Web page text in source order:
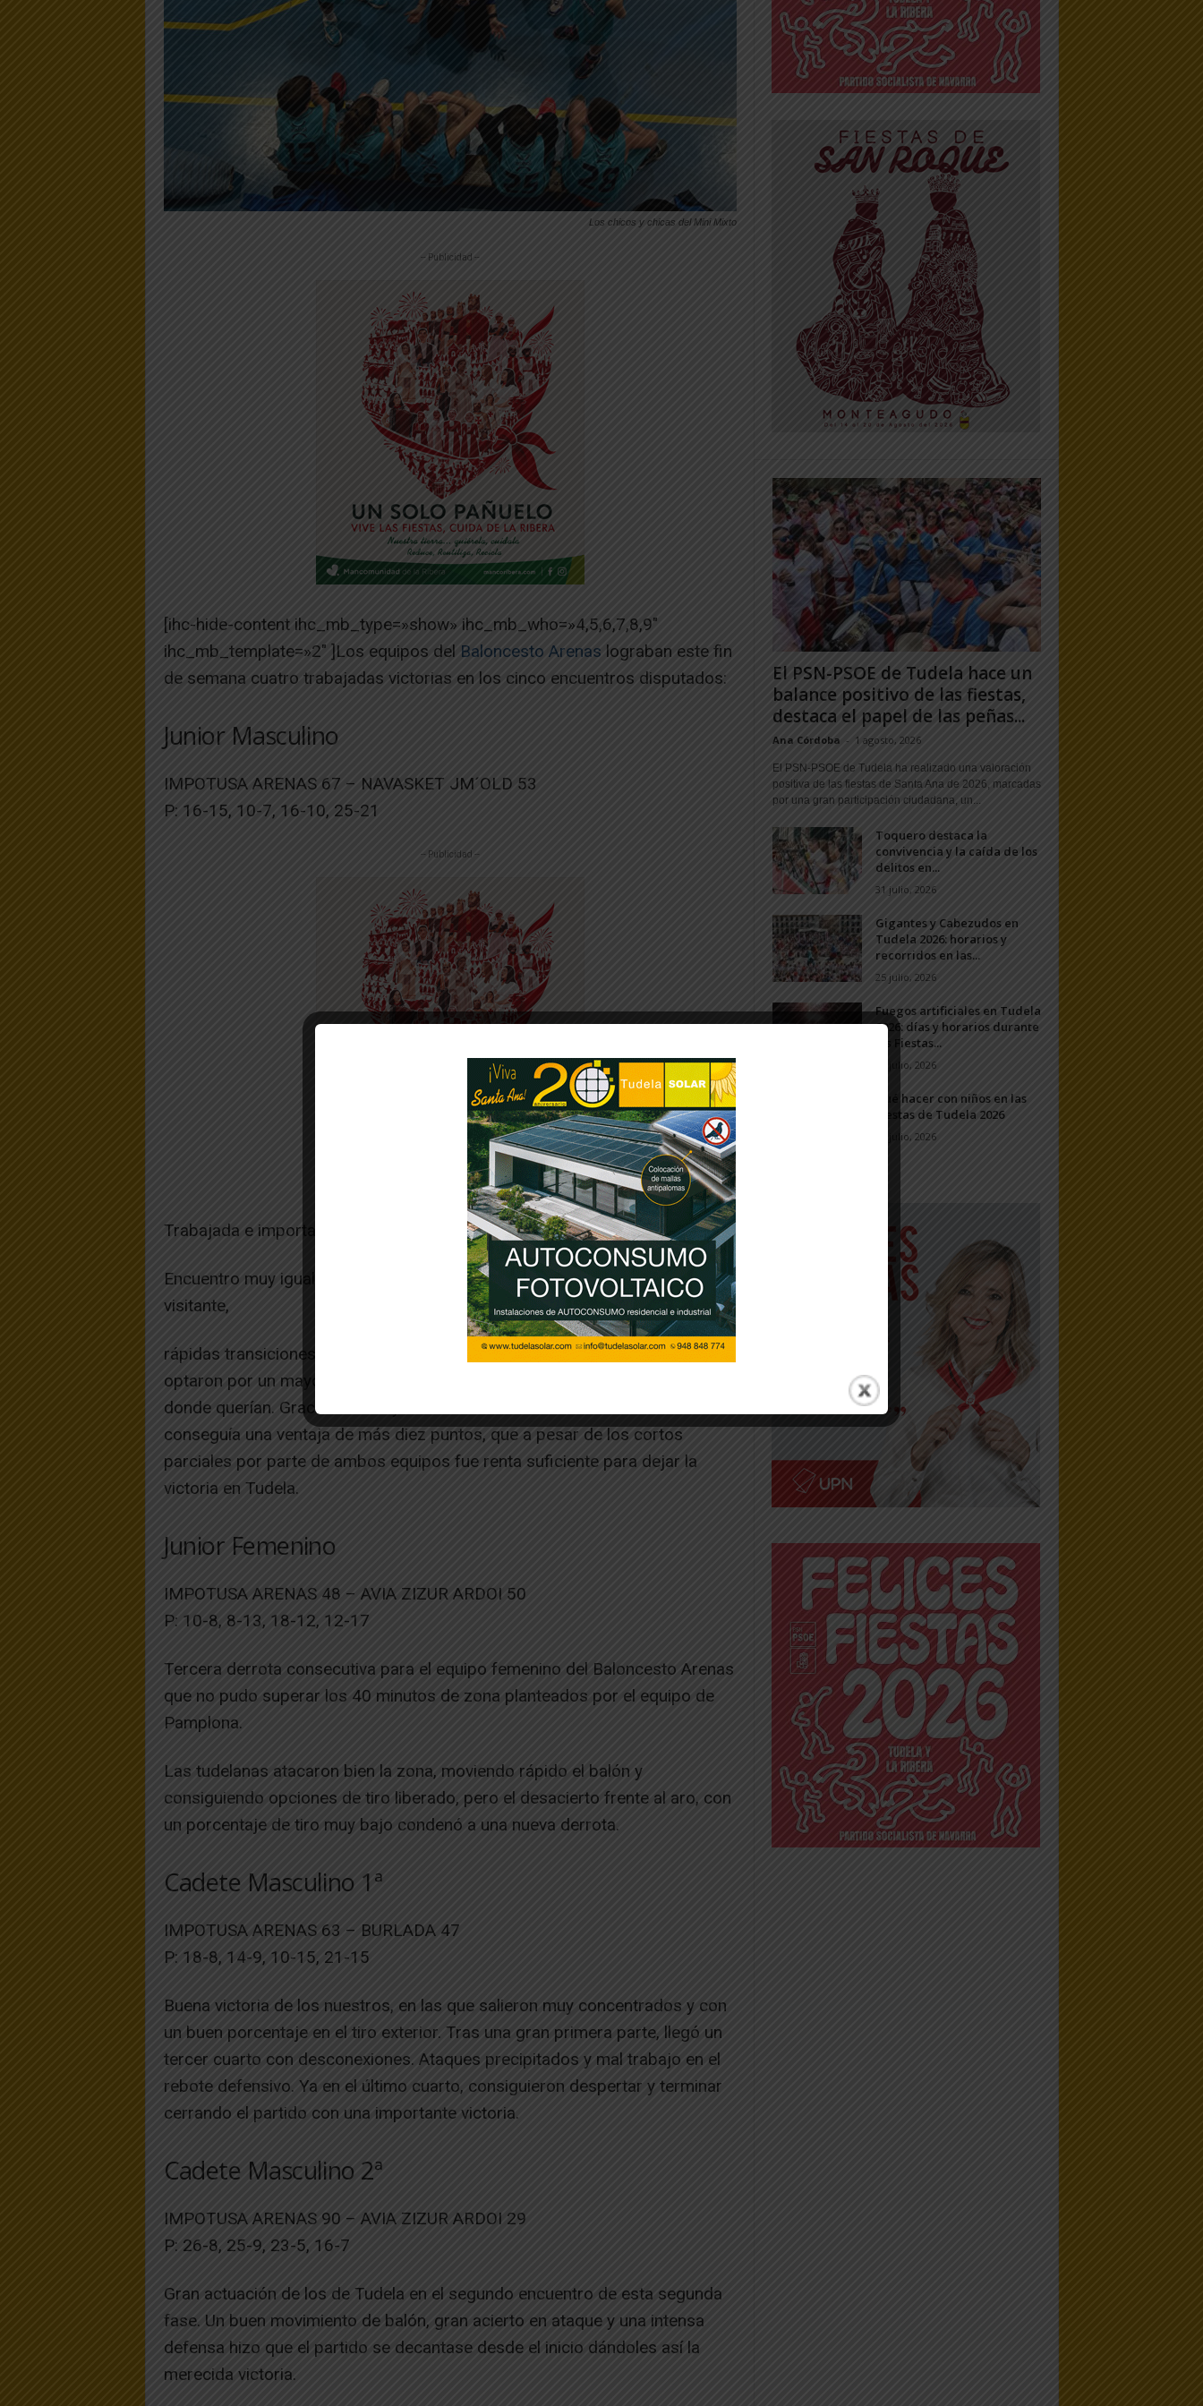
Los chicos y chicas del Mini Mixto
-- Publicidad --
[ihc-hide-content ihc_mb_type=»show» ihc_mb_who=»4,5,6,7,8,9″
ihc_mb_template=»2″ ]Los equipos del Baloncesto Arenas lograban este fin
de semana cuatro trabajadas victorias en los cinco encuentros disputados:
Junior Masculino
IMPOTUSA ARENAS 67 – NAVASKET JM´OLD 53
P: 16-15, 10-7, 16-10, 25-21
-- Publicidad --
Trabajada e importante victoria del junior masculino.
Encuentro muy igualado con dos claras estrategias. por parte del conjunto
visitante,
rápidas transiciones y un alto ritmo de juego. Por el contrario, los nuestros,
optaron por un mayor control y posesiones largas intentando llevar el balón
donde querían. Gracias a esto y al acierto desde la línea de 6’75 se
conseguía una ventaja de más diez puntos, que a pesar de los cortos
parciales por parte de ambos equipos fue renta suficiente para dejar la
victoria en Tudela.
Junior Femenino
IMPOTUSA ARENAS 48 – AVIA ZIZUR ARDOI 50
P: 10-8, 8-13, 18-12, 12-17
Tercera derrota consecutiva para el equipo femenino del Baloncesto Arenas
que no pudo superar los 40 minutos de zona planteados por el equipo de
Pamplona.
Las tudelanas atacaron bien la zona, moviendo rápido el balón y
consiguiendo opciones de tiro liberado, pero el desacierto frente al aro, con
un porcentaje de tiro muy bajo condenó a una nueva derrota.
Cadete Masculino 1ª
IMPOTUSA ARENAS 63 – BURLADA 47
P: 18-8, 14-9, 10-15, 21-15
Buena victoria de los nuestros, en las que salieron muy concentrados y con
un buen porcentaje en el tiro exterior. Tras una gran primera parte, llegó un
tercer cuarto con desconexiones. Ataques precipitados y mal trabajo en el
rebote defensivo. Ya en el último cuarto, consiguieron despertar y terminar
cerrando el partido con una importante victoria.
Cadete Masculino 2ª
IMPOTUSA ARENAS 90 – AVIA ZIZUR ARDOI 29
P: 26-8, 25-9, 23-5, 16-7
Gran actuación de los de Tudela en el segundo encuentro de esta segunda
fase. Un buen movimiento de balón, gran acierto en ataque y una intensa
defensa hizo que el partido se decantase desde el inicio dándoles así la
merecida victoria.
El PSN-PSOE de Tudela hace un
balance positivo de las fiestas,
destaca el papel de las peñas...
Ana Córdoba - 1 agosto, 2026
El PSN-PSOE de Tudela ha realizado una valoración
positiva de las fiestas de Santa Ana de 2026, marcadas
por una gran participación ciudadana, un...
Toquero destaca la
convivencia y la caída de los
delitos en...
31 julio, 2026
Gigantes y Cabezudos en
Tudela 2026: horarios y
recorridos en las...
25 julio, 2026
Fuegos artificiales en Tudela
2026: días y horarios durante
las Fiestas...
24 julio, 2026
Qué hacer con niños en las
Fiestas de Tudela 2026
23 julio, 2026